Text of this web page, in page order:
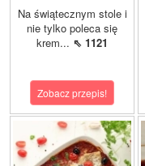
Na świątecznym stole i
nie tylko poleca się
krem... ⇖ 1121
Zobacz przepis!